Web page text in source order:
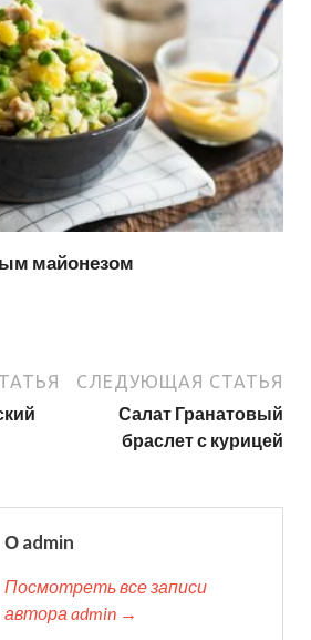
майонезом
СЛЕДУЮЩАЯ СТАТЬЯ
Салат Гранатовый
браслет с курицей
О admin
Посмотреть все записи
автора admin →